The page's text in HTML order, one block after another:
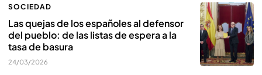
SOCIEDAD
Las quejas de los españoles al defensor
del pueblo: de las listas de espera a la
tasa de basura
24/03/2026